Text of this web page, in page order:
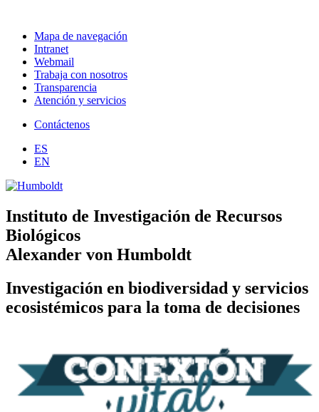
Mapa de navegación
Intranet
Webmail
Trabaja con nosotros
Transparencia
Atención y servicios
Contáctenos
ES
EN
Instituto de Investigación de Recursos
Biológicos
Alexander von Humboldt
Investigación en biodiversidad y servicios
ecosistémicos para la toma de decisiones